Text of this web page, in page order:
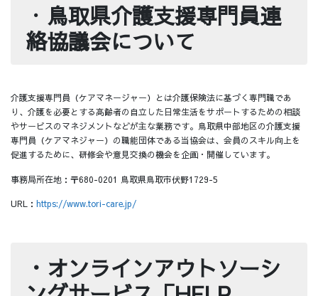
・ 鳥取県介護支援専門員連
絡協議会について
介護支援専門員（ケアマネージャー）とは介護保険法に基づく専門職であ
り、介護を必要とする高齢者の自立した日常生活をサポートするための相談
やサービスのマネジメントなどが主な業務です。鳥取県中部地区の介護支援
専門員（ケアマネジャー）の職能団体である当協会は、会員のスキル向上を
促進するために、研修会や意見交換の機会を企画・開催しています。
事務局所在地：〒680-0201 鳥取県鳥取市伏野1729-5
URL： https://www.tori-care.jp/
・オンラインアウトソーシ